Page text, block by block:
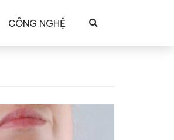
CÔNG NGHỆ